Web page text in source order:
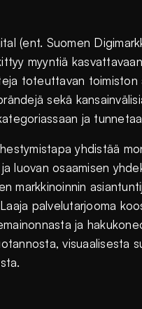
(ent. Suomen
myyntiä
toteuttavan toimiston
sekä
ja
yhdistää
luovan osaamisen
markkinoinnin
palvelutarjooma
ja
visuaalisesta